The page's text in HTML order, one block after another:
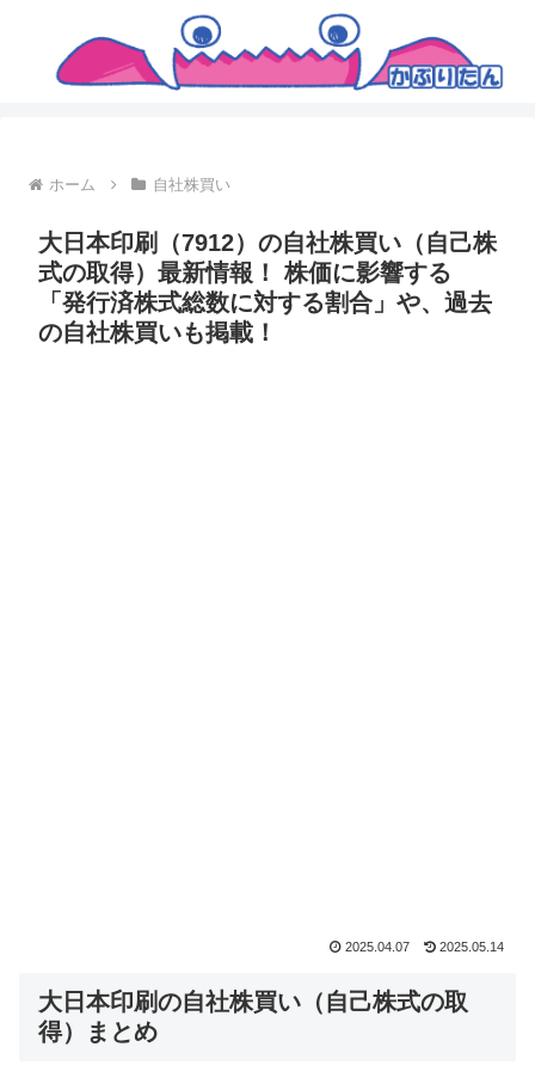
ホーム 自社株買い
大日本印刷（7912）の自社株買い（自己株
式の取得）最新情報！ 株価に影響する
「発行済株式総数に対する割合」や、過去
の自社株買いも掲載！
2025.04.07 2025.05.14
大日本印刷の自社株買い（自己株式の取
得）まとめ